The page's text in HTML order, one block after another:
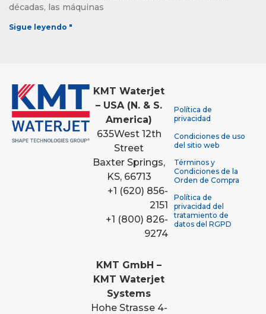
décadas, las máquinas
Sigue leyendo "
KMT Waterjet
– USA (N. & S.
America)
635West 12th
Street
Baxter Springs,
KS, 66713
+1 (620) 856-
2151
+1 (800) 826-
9274
KMT GmbH –
KMT Waterjet
Systems
Hohe Strasse 4-
Política de
privacidad
Condiciones de uso
del sitio web
Términos y
Condiciones de la
Orden de Compra
Política de
privacidad del
tratamiento de
datos del RGPD